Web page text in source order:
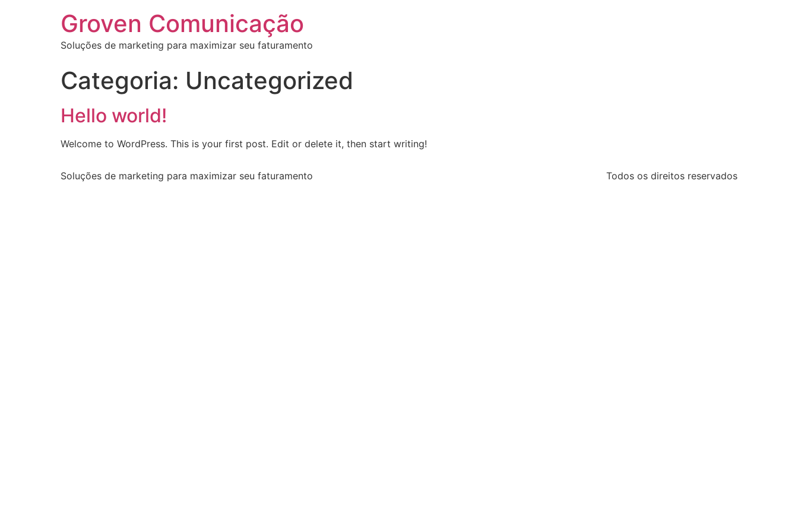
Groven Comunicação
Soluções de marketing para maximizar seu faturamento
Categoria: Uncategorized
Hello world!
Welcome to WordPress. This is your first post. Edit or delete it, then start writing!
Soluções de marketing para maximizar seu faturamento Todos os direitos reservados